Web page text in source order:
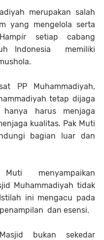
merupakan salah
yang mengelola serta
setiap cabang
Indonesia memiliki
PP Muhammadiyah,
tetap dijaga
harus menjaga
kualitas. Pak Muti
bagian luar dan
menyampaikan
Muhammadiyah tidak
ini mengacu pada
dan esensi.
bukan sekedar